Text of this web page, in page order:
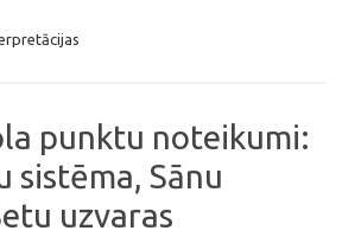
punktu noteikumi:
sistēma, Sānu
uzvaras